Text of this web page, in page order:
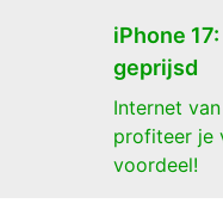
iPhone
geprijsd
Internet
profiteer je
voordeel!